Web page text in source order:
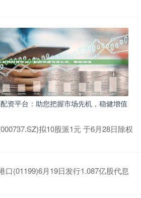
资平台：助您把握市场先机，稳健增值
拟10股派1元 于6月28日除权
口(01199)6月19日发行1.087亿股代息